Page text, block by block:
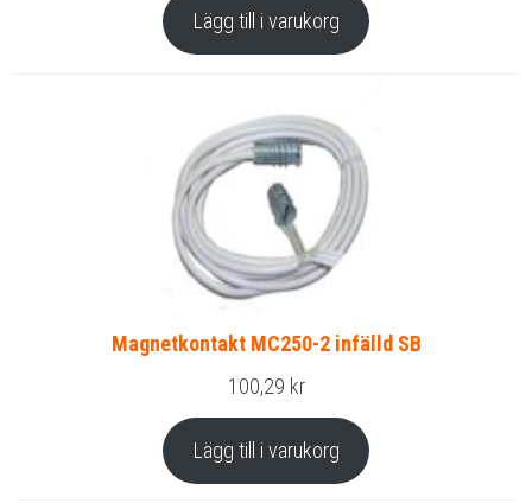
Lägg till i varukorg
Magnetkontakt MC250-2 infälld SB
100,29 kr
Lägg till i varukorg